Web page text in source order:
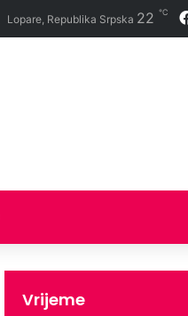
Lopare, Republika Srpska 22 ℃
Vrijeme